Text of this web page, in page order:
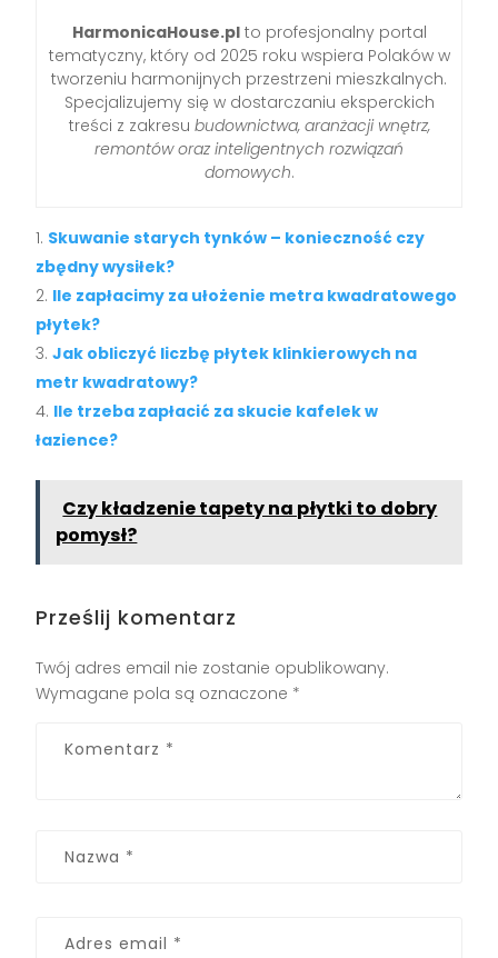
HarmonicaHouse.plto profesjonalny portal
tematyczny, który od 2025 roku wspiera Polaków w
tworzeniu harmonijnych przestrzeni mieszkalnych.
Specjalizujemy się w dostarczaniu eksperckich
treści z zakresu budownictwa, aranżacji wnętrz,
remontów oraz inteligentnych rozwiązań
domowych.
Skuwanie starych tynków – konieczność czy
zbędny wysiłek?
Ile zapłacimy za ułożenie metra kwadratowego
płytek?
Jak obliczyć liczbę płytek klinkierowych na
metr kwadratowy?
Ile trzeba zapłacić za skucie kafelek w
łazience?
Czy kładzenie tapety na płytki to dobry
pomysł?
Prześlij komentarz
Twój adres email nie zostanie opublikowany.
Wymagane pola są oznaczone *